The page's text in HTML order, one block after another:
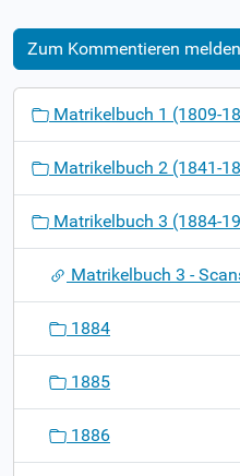
Zum Kommentieren
o
Matrikelbuch 1 (1809-
Matrikelbuch 2 (1841-
Matrikelbuch 3 (1884-
Matrikelbuch 3 -
1884
1885
1886